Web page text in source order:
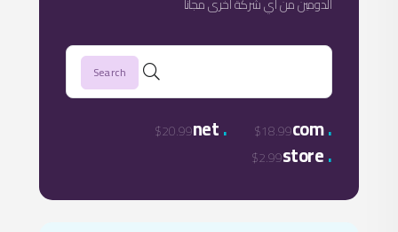
.
com
$18.99
.
$20.99 .
$2.99